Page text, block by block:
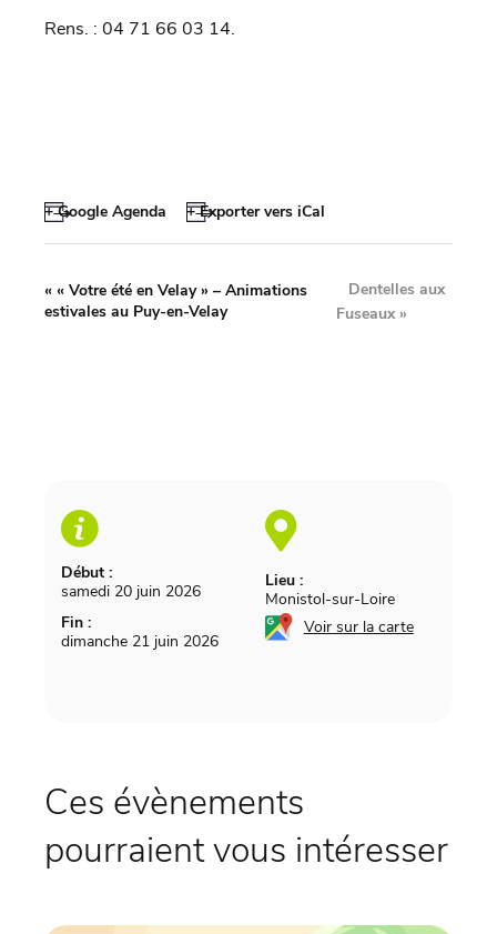
Rens. : 04 71 66 03 14.
+ Google Agenda + Exporter vers iCal
Début :
samedi 20 juin 2026
Fin :
dimanche 21 juin 2026
Lieu :
Monistol-sur-Loire
Voir sur la carte
« « Votre été en Velay » – Animations
estivales au Puy-en-Velay
Dentelles aux
Fuseaux»
Ces évènements
pourraient vous intéresser